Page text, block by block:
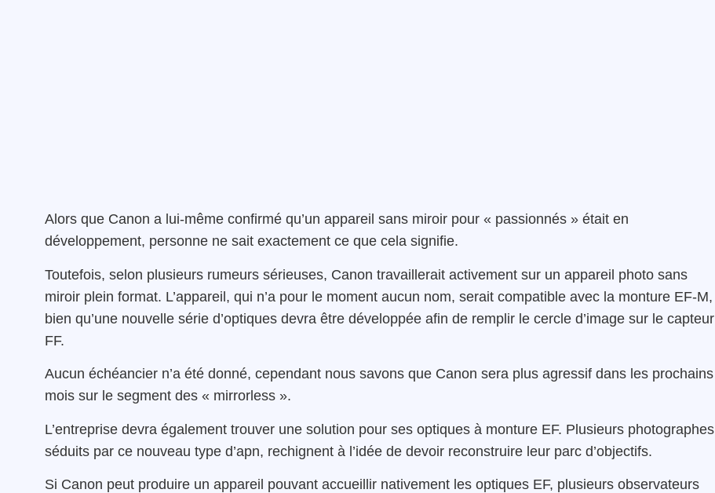
Alors que Canon a lui-même confirmé qu’un appareil sans miroir pour « passionnés » était en
développement, personne ne sait exactement ce que cela signifie.
Toutefois, selon plusieurs rumeurs sérieuses, Canon travaillerait activement sur un appareil photo sans
miroir plein format. L’appareil, qui n’a pour le moment aucun nom, serait compatible avec la monture EF-M,
bien qu’une nouvelle série d’optiques devra être développée afin de remplir le cercle d’image sur le capteur
FF.
Aucun échéancier n’a été donné, cependant nous savons que Canon sera plus agressif dans les prochains
mois sur le segment des « mirrorless ».
L’entreprise devra également trouver une solution pour ses optiques à monture EF. Plusieurs photographes
séduits par ce nouveau type d’apn, rechignent à l’idée de devoir reconstruire leur parc d’objectifs.
Si Canon peut produire un appareil pouvant accueillir nativement les optiques EF, plusieurs observateurs